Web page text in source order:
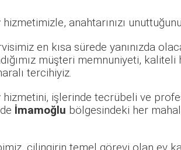
hizmetimizle, anahtarınızı
en kısa sürede yanınızda
müşteri memnuniyeti,
tercihiyiz.
hizmetini, işlerinde tecrübeli ve
İmamoğlu bölgesindeki her